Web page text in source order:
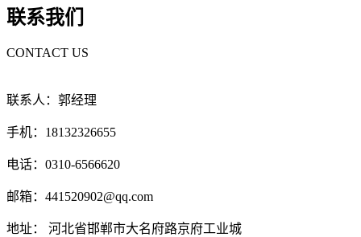
联系我们
CONTACT US
联系人：郭经理
手机：18132326655
电话：0310-6566620
邮箱：441520902@qq.com
地址： 河北省邯郸市大名府路京府工业城